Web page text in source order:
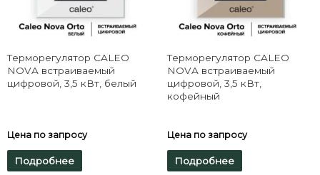
Терморегулятор CALEO
NOVA встраиваемый
цифровой, 3,5 кВт, белый
Цена по запросу
Подробнее
Терморегулятор CALEO
NOVA встраиваемый
цифровой, 3,5 кВт,
кофейный
Цена по запросу
Подробнее